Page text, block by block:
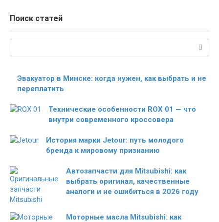
Поиск статей
Эвакуатор в Минске: когда нужен, как выбрать и не
переплатить
Технические особенности ROX 01 — что
внутри современного кроссовера
История марки Jetour: путь молодого
бренда к мировому признанию
Автозапчасти для Mitsubishi: как
выбрать оригинал, качественные
аналоги и не ошибиться в 2026 году
Моторные масла Mitsubishi: как